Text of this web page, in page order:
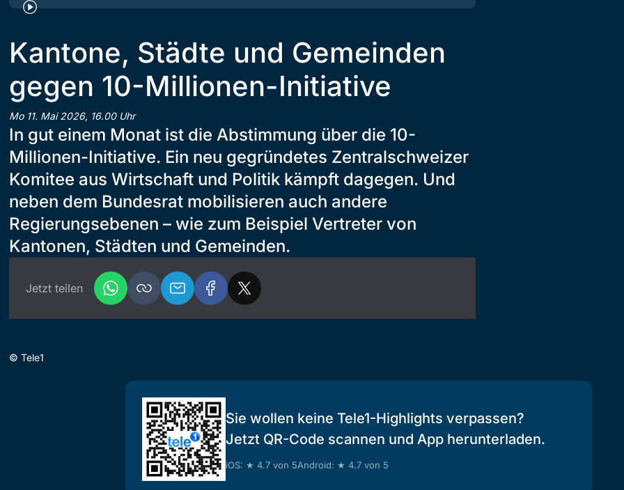
Kantone, Städte und Gemeinden
gegen 10-Millionen-Initiative
Mo 11. Mai 2026, 16.00 Uhr
In gut einem Monat ist die Abstimmung über die 10-
Millionen-Initiative. Ein neu gegründetes Zentralschweizer
Komitee aus Wirtschaft und Politik kämpft dagegen. Und
neben dem Bundesrat mobilisieren auch andere
Regierungsebenen – wie zum Beispiel Vertreter von
Kantonen, Städten und Gemeinden.
Jetzt teilen
© Tele1
Sie wollen keine Tele1-Highlights verpassen?
Jetzt QR-Code scannen und App herunterladen.
iOS: ★ 4.7 von 5Android: ★ 4.7 von 5